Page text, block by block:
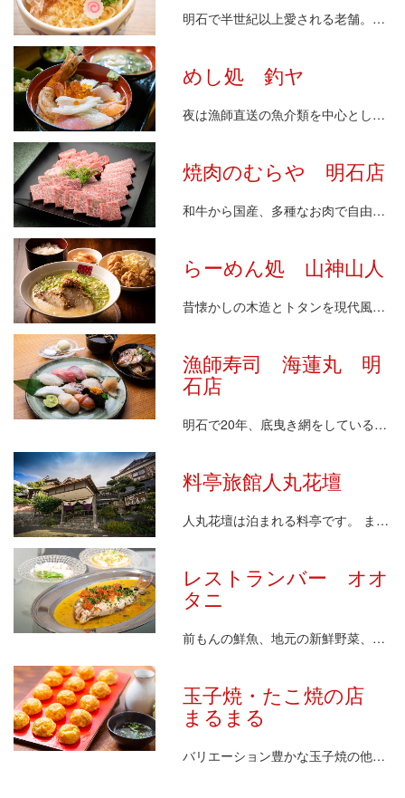
明石で半世紀以上愛される老舗。箸で持っても切れにく…
めし処 釣ヤ
夜は漁師直送の魚介類を中心としたコースメニューがオ…
焼肉のむらや 明石店
和牛から国産、多種なお肉で自由な焼肉をお客様の気分…
らーめん処 山神山人
昔懐かしの木造とトタンを現代風にイメージした落ち着…
漁師寿司 海蓮丸 明
石店
明石で20年、底曳き網をしている漁師の直営店です。…
料亭旅館人丸花壇
人丸花壇は泊まれる料亭です。 まずは天然温泉の露天…
レストランバー オオ
タニ
前もんの鮮魚、地元の新鮮野菜、和牛など食材にこだわ…
玉子焼・たこ焼の店
まるまる
バリエーション豊かな玉子焼の他、たこ焼きとの食べ比…